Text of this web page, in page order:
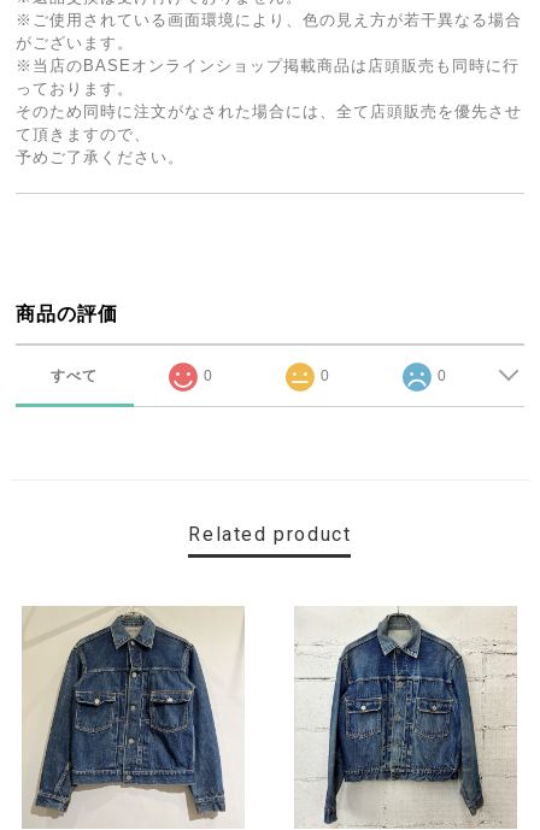
※ご使用されている画面環境により、色の見え方が若干異なる場合
がございます。
※当店のBASEオンラインショップ掲載商品は店頭販売も同時に行
っております。
そのため同時に注文がなされた場合には、全て店頭販売を優先させ
て頂きますので、
予めご了承ください。
商品の評価
すべて 0 0 0
Related product